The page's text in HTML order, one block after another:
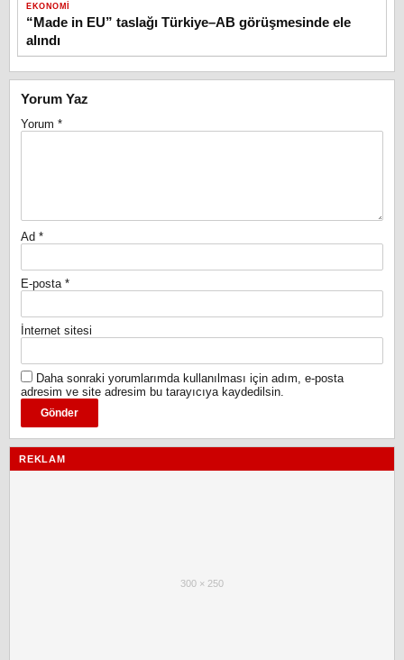
EKONOMI
“Made in EU” taslağı Türkiye–AB görüşmesinde ele
alındı
Yorum Yaz
Yorum *
Ad *
E-posta *
İnternet sitesi
Daha sonraki yorumlarımda kullanılması için adım, e-posta
adresim ve site adresim bu tarayıcıya kaydedilsin.
REKLAM
300 × 250